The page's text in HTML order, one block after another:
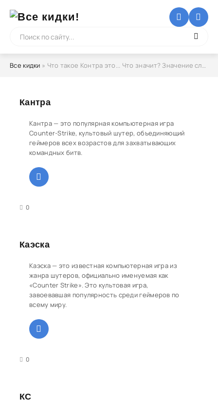
Все кидки » Что такое Контра это... Что значит? Значение слова
Кантра
Кантра — это популярная компьютерная игра
Counter-Strike, культовый шутер, объединяющий
геймеров всех возрастов для захватывающих
командных битв.
0
Каэска
Каэска — это известная компьютерная игра из
жанра шутеров, официально именуемая как
«Counter Strike». Это культовая игра,
завоевавшая популярность среди геймеров по
всему миру.
0
КС